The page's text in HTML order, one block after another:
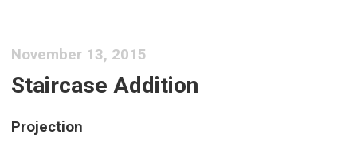
November 13, 2015
Staircase Addition
Projection